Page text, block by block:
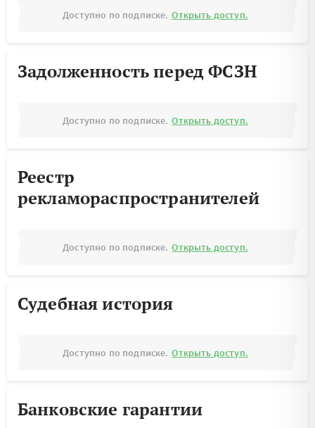
Доступно по подписке. Открыть доступ.
Задолженность перед ФСЗН
Доступно по подписке. Открыть доступ.
Реестр
рекламораспространителей
Доступно по подписке. Открыть доступ.
Судебная история
Доступно по подписке. Открыть доступ.
Банковские гарантии